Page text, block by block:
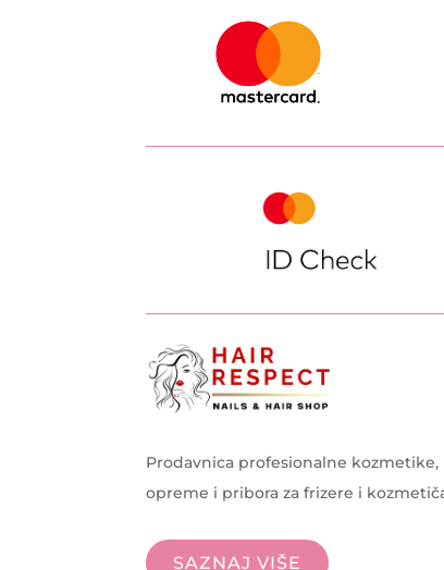
Prodavnica profesionalne kozmetike,
opreme i pribora za frizere i
SAZNAJ VIŠE